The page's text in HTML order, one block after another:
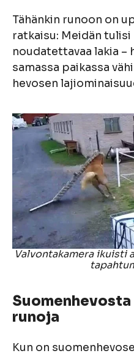
Tähänkin runoon on
ratkaisu: Meidän
noudatettavaa lakia –
samassa paikassa
hevosen
Valvontakamera ikuisti
runoja
Kun on